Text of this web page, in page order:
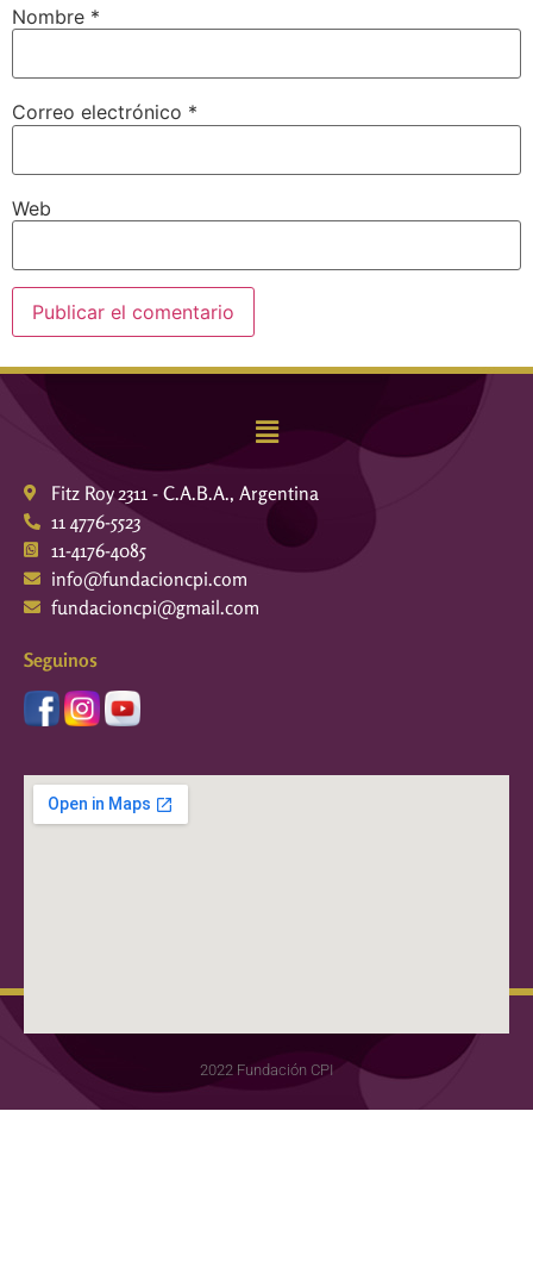
Nombre *
Correo electrónico *
Web
Fitz Roy 2311 - C.A.B.A., Argentina
11 4776-5523
11-4176-4085
info@fundacioncpi.com
fundacioncpi@gmail.com
Seguinos
2022 Fundación CPI